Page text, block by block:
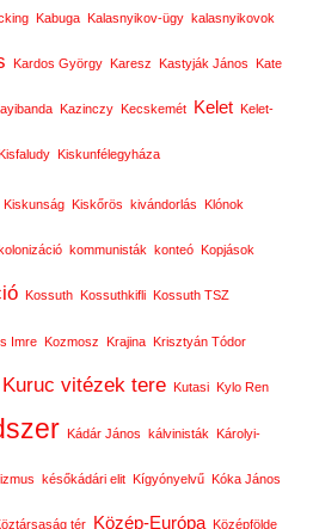
Kabuga Kalasnyikov-ügy kalasnyikovok
Kardos György Karesz Kastyják János Kate
Kazinczy Kecskemét Kelet Kelet-
Kiskunfélegyháza
Kiskunság Kiskőrös kivándorlás Klónok
kommunisták konteó Kopjások
Kossuth Kossuthkifli Kossuth TSZ
Imre Kozmosz Krajina Krisztyán Tódor
Kuruc vitézek tere Kutasi Kylo Ren
Kádár János kálvinisták Károlyi-
későkádári elit Kígyónyelvű Kóka János
tér Közép-Európa Középfölde